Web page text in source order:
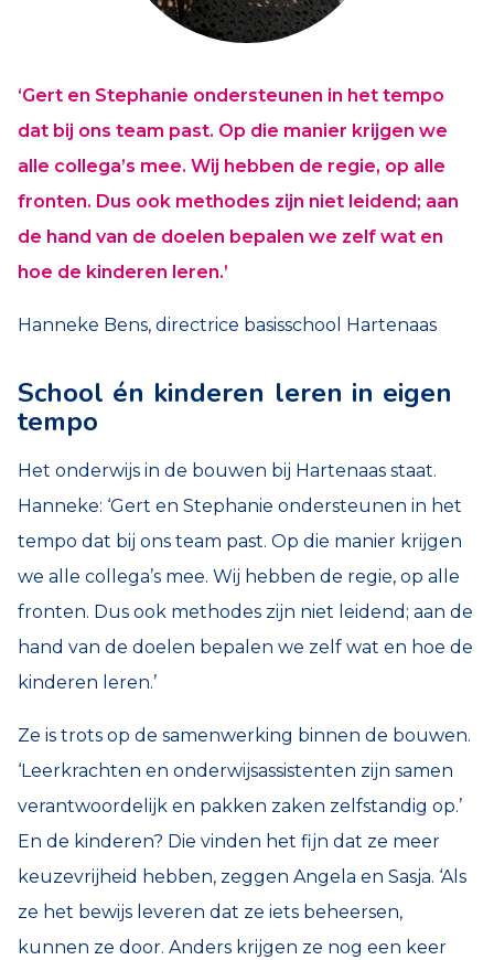
‘Gert en Stephanie ondersteunen in het tempo
dat bij ons team past. Op die manier krijgen we
alle collega’s mee. Wij hebben de regie, op alle
fronten. Dus ook methodes zijn niet leidend; aan
de hand van de doelen bepalen we zelf wat en
hoe de kinderen leren.’
Hanneke Bens, directrice basisschool Hartenaas
School én kinderen leren in eigen
tempo
Het onderwijs in de bouwen bij Hartenaas staat.
Hanneke: ‘Gert en Stephanie ondersteunen in het
tempo dat bij ons team past. Op die manier krijgen
we alle collega’s mee. Wij hebben de regie, op alle
fronten. Dus ook methodes zijn niet leidend; aan de
hand van de doelen bepalen we zelf wat en hoe de
kinderen leren.’
Ze is trots op de samenwerking binnen de bouwen.
‘Leerkrachten en onderwijsassistenten zijn samen
verantwoordelijk en pakken zaken zelfstandig op.’
En de kinderen? Die vinden het fijn dat ze meer
keuzevrijheid hebben, zeggen Angela en Sasja. ‘Als
ze het bewijs leveren dat ze iets beheersen,
kunnen ze door. Anders krijgen ze nog een keer